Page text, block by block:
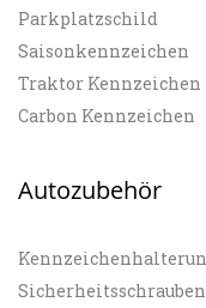
Parkplatzschild
Saisonkennzeichen
Traktor Kennzeichen
Carbon Kennzeichen
Autozubehör
Sicherheitsschrauben